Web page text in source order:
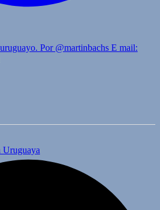
Por @martinbachs E mail:
Uruguaya